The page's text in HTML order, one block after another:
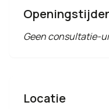
Geen consultatie-
Locatie